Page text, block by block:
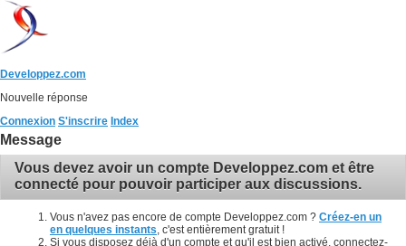
Developpez.com
Nouvelle réponse
Connexion S'inscrire Index
Message
Vous devez avoir un compte Developpez.com et être
connecté pour pouvoir participer aux discussions.
Vous n'avez pas encore de compte Developpez.com ? Créez-en un
en quelques instants , c'est entièrement gratuit !
Si vous disposez déjà d'un compte et qu'il est bien activé, connectez-